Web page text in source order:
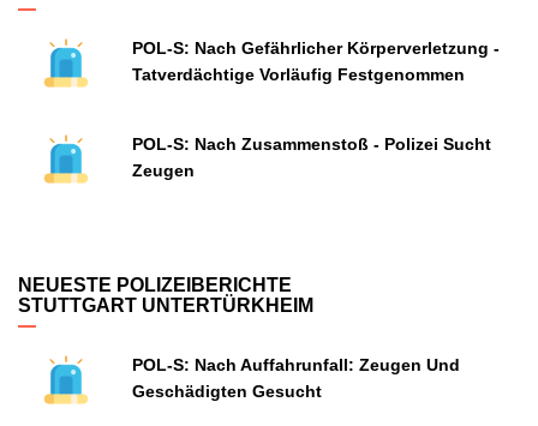
POL-S: Nach Gefährlicher Körperverletzung -
Tatverdächtige Vorläufig Festgenommen
POL-S: Nach Zusammenstoß - Polizei Sucht
Zeugen
NEUESTE POLIZEIBERICHTE
STUTTGART UNTERTÜRKHEIM
POL-S: Nach Auffahrunfall: Zeugen Und
Geschädigten Gesucht